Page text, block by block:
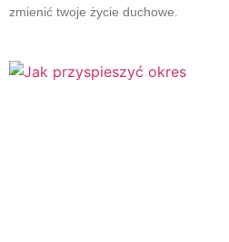
zmienić twoje życie duchowe.